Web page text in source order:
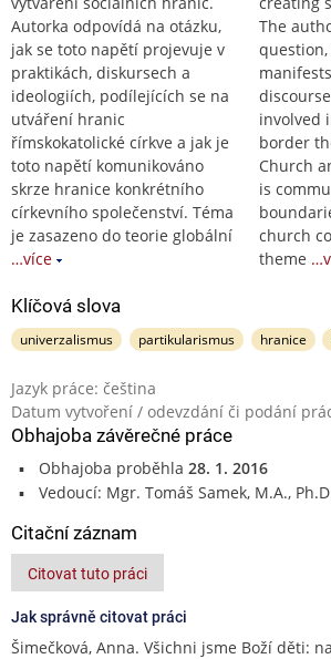
Autorka odpovídá na otázku,
jak se toto napětí projevuje v
praktikách, diskursech a
ideologiích, podílejících se na
utváření hranic
římskokatolické církve a jak je
toto napětí komunikováno
skrze hranice konkrétního
církevního společenství. Téma
je zasazeno do teorie globální
…více
The
involved
border
Church
is
church
theme
Klíčová slova
univerzalismus partikularismus hranice
Jazyk práce: čeština
Datum vytvoření / odevzdání či podání
Obhajoba závěrečné práce
Obhajoba proběhla 28. 1. 2016
Vedoucí: Mgr. Tomáš Samek, M.A.,
Citační záznam
Citovat tuto práci
Jak správně citovat práci
Šimečková, Anna. Všichni jsme Boží děti: